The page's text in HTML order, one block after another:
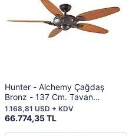
Hunter - Alchemy Çağdaş
Bronz - 137 Cm. Tavan
Vantilatörü
66.774,35 TL
1.168,81 USD + KDV